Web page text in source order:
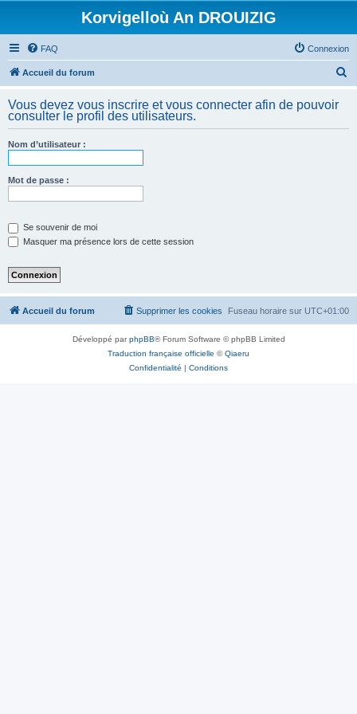
Korvigelloù An DROUIZIG
FAQ Connexion
Accueil du forum
h
Vous devez vous inscrire et vous connecter afin de pouvoir
consulter le profil des utilisateurs.
Nom d’utilisateur :
Mot de passe :
Se souvenir de moi
Masquer ma présence lors de cette session
Accueil du forum Fuseau horaire sur UTC+01:00
Supprimer les cookies
Développé parphpBB® Forum Software © phpBB Limited
Traduction française officielle ©Qiaeru
Confidentialité | Conditions